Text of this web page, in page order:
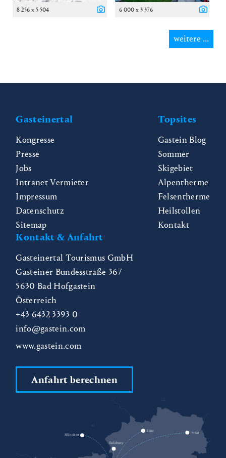
8 256 x 5 504 6 000 x 3 376
weitere ...
Gasteinertal
Kongresse
Presse
Jobs
Intranet Vermieter
Impressum
Datenschutz
Sitemap
Topsites
Gastein Blog
Sommer
Skigebiet
Alpentherme
Felsentherme
Heilstollen
Kontakt
Kontakt & Anfahrt
Gasteinertal Tourismus GmbH
Gasteiner Bundesstraße 367
5630 Bad Hofgastein
Österreich
+43 6432 3393 0
info@gastein.com
www.gastein.com
Anfahrt berechnen
München
Wien
Linz
Salzburg